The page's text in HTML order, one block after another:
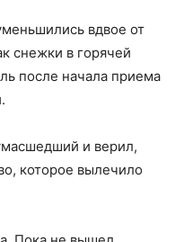
вдвое от
снежки в горячей
после начала приема
и верил,
которое вылечило